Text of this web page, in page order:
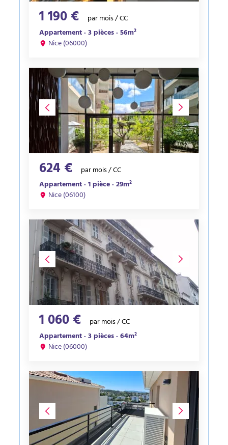
1 190 €
par mois / CC
Appartement · 3 pièces · 56m²
Nice (06000)
624 €
par mois / CC
Appartement · 1 pièce · 29m²
Nice (06100)
1 060 €
par mois / CC
Appartement · 3 pièces · 64m²
Nice (06000)